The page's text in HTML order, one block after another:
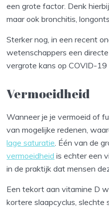
een grote factor. Denk
maar ook bronchitis,
Sterker nog, in een recent
wetenschappers een
vergrote kans op COVID-
Vermoeidheid
Wanneer je je vermoeid of
van mogelijke redenen,
lage saturatie. Één van de
vermoeidheid is echter een
in de praktijk dat mensen
Een tekort aan vitamine D
kortere slaapcyclus, slechte